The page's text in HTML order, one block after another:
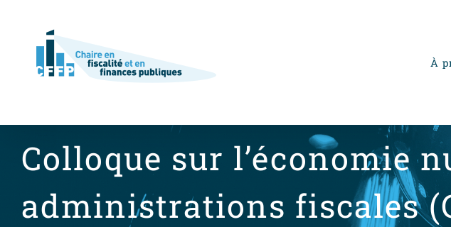
content
À
Colloque sur l’économie
administrations fiscales